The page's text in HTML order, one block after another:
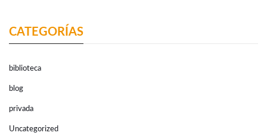
CATEGORÍAS
biblioteca
blog
privada
Uncategorized